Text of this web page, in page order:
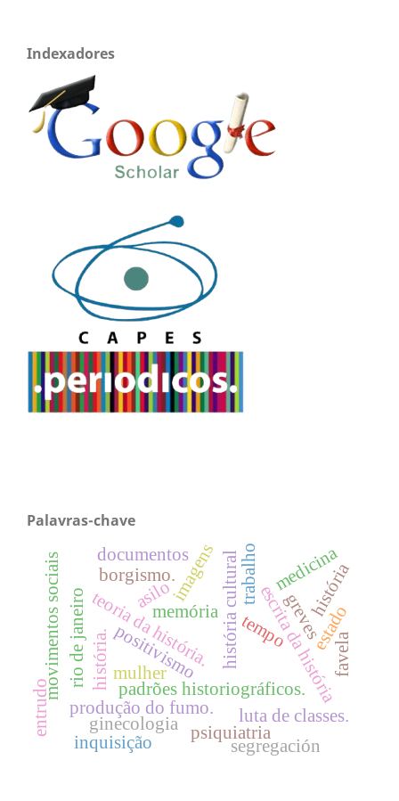
Indexadores
Palavras-chave
tempo
memória história cultural
teoria da história. escrita da história
imagens
padrões historiográficos.
positivismo
greves
borgismo. trabalho
produção do fumo.
movimentos sociais estado
luta de classes.
favela
rio de janeiro
ginecologia
medicina
mulher
história.
psiquiatria
asilo
entrudo
documentos
história
inquisição segregación